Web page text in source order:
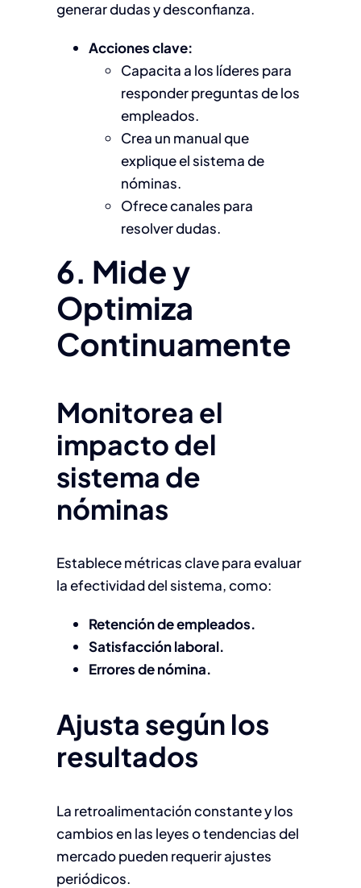
generar dudas y desconfianza.
Acciones clave:
Capacita a los líderes para
responder preguntas de los
empleados.
Crea un manual que
explique el sistema de
nóminas.
Ofrece canales para
resolver dudas.
6. Mide y
Optimiza
Continuamente
Monitorea el
impacto del
sistema de
nóminas
Establece métricas clave para evaluar
la efectividad del sistema, como:
Retención de empleados.
Satisfacción laboral.
Errores de nómina.
Ajusta según los
resultados
La retroalimentación constante y los
cambios en las leyes o tendencias del
mercado pueden requerir ajustes
periódicos.